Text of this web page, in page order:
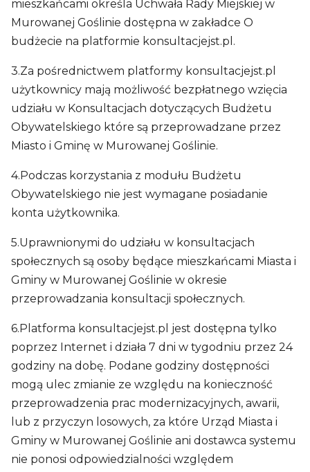
mieszkańcami określa Uchwała Rady Miejskiej w
Murowanej Goślinie dostępna w zakładce O
budżecie na platformie konsultacjejst.pl.
3.Za pośrednictwem platformy konsultacjejst.pl
użytkownicy mają możliwość bezpłatnego wzięcia
udziału w Konsultacjach dotyczących Budżetu
Obywatelskiego które są przeprowadzane przez
Miasto i Gminę w Murowanej Goślinie.
4.Podczas korzystania z modułu Budżetu
Obywatelskiego nie jest wymagane posiadanie
konta użytkownika.
5.Uprawnionymi do udziału w konsultacjach
społecznych są osoby będące mieszkańcami Miasta i
Gminy w Murowanej Goślinie w okresie
przeprowadzania konsultacji społecznych.
6.Platforma konsultacjejst.pl jest dostępna tylko
poprzez Internet i działa 7 dni w tygodniu przez 24
godziny na dobę. Podane godziny dostępności
mogą ulec zmianie ze względu na konieczność
przeprowadzenia prac modernizacyjnych, awarii,
lub z przyczyn losowych, za które Urząd Miasta i
Gminy w Murowanej Goślinie ani dostawca systemu
nie ponosi odpowiedzialności względem